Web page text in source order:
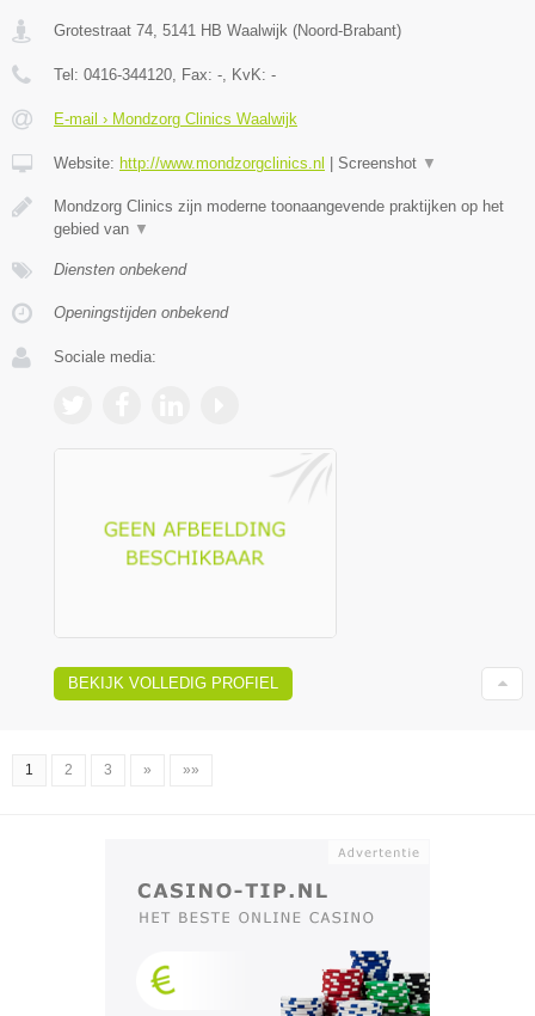
Grotestraat 74, 5141 HB Waalwijk (Noord-Brabant)
Tel: 0416-344120, Fax: -, KvK: -
E-mail › Mondzorg Clinics Waalwijk
Website: http://www.mondzorgclinics.nl Screenshot ▼
Mondzorg Clinics zijn moderne toonaangevende praktijken op het
gebied van ▼
Diensten onbekend
Openingstijden onbekend
Sociale media:
BEKIJK VOLLEDIG PROFIEL
1 2 3 » »»